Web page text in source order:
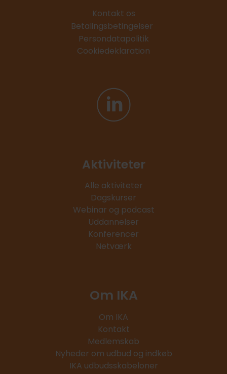
Kontakt os
Betalingsbetingelser
Persondatapolitik
Cookiedeklaration
Aktiviteter
Alle aktiviteter
Dagskurser
Webinar og podcast
Uddannelser
Konferencer
Netværk
Om IKA
Om IKA
Kontakt
Medlemskab
Nyheder om udbud og indkøb
IKA udbudsskabeloner